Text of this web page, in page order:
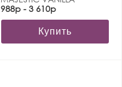
988р - 3 610р
Купить